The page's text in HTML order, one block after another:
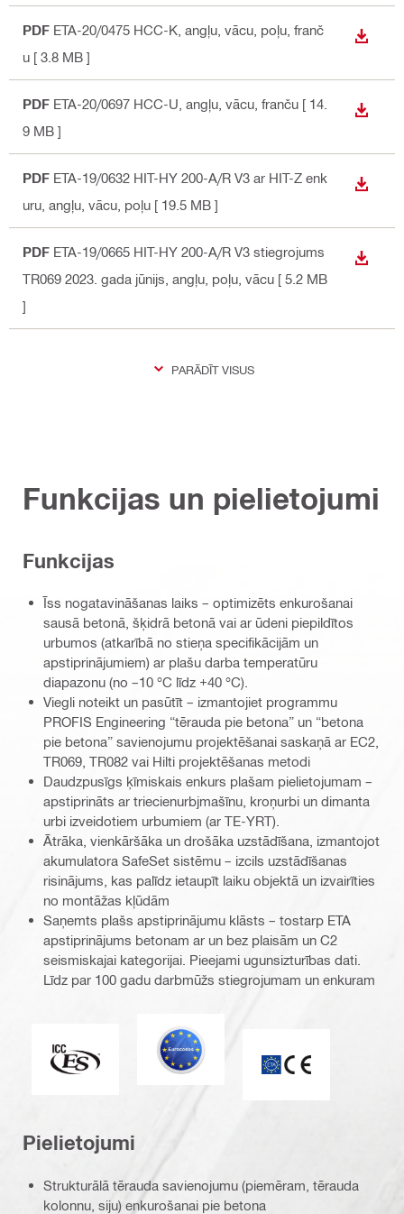
PDF ETA-20/0475 HCC-K , angļu, vācu, poļu, franč
u [ 3.8 MB ]
PDF ETA-20/0697 HCC-U , angļu, vācu, franču [ 14.
9 MB ]
PDF ETA-19/0632 HIT-HY 200-A/R V3 ar HIT-Z enk
uru , angļu, vācu, poļu [ 19.5 MB ]
PDF ETA-19/0665 HIT-HY 200-A/R V3 stiegrojums
TR069 2023. gada jūnijs , angļu, poļu, vācu [ 5.2 MB
]
PARĀDĪT VISUS
Funkcijas un pielietojumi
Funkcijas
Īss nogatavināšanas laiks – optimizēts enkurošanai
sausā betonā, šķidrā betonā vai ar ūdeni piepildītos
urbumos (atkarībā no stieņa specifikācijām un
apstiprinājumiem) ar plašu darba temperatūru
diapazonu (no –10 °C līdz +40 °C).
Viegli noteikt un pasūtīt – izmantojiet programmu
PROFIS Engineering “tērauda pie betona” un “betona
pie betona” savienojumu projektēšanai saskaņā ar EC2,
TR069, TR082 vai Hilti projektēšanas metodi
Daudzpusīgs ķīmiskais enkurs plašam pielietojumam –
apstiprināts ar triecienurbjmašīnu, kroņurbi un dimanta
urbi izveidotiem urbumiem (ar TE-YRT).
Ātrāka, vienkāršāka un drošāka uzstādīšana, izmantojot
akumulatora SafeSet sistēmu – izcils uzstādīšanas
risinājums, kas palīdz ietaupīt laiku objektā un izvairīties
no montāžas kļūdām
Saņemts plašs apstiprinājumu klāsts – tostarp ETA
apstiprinājums betonam ar un bez plaisām un C2
seismiskajai kategorijai. Pieejami ugunsizturības dati.
Līdz par 100 gadu darbmūžs stiegrojumam un enkuram
Eurocode
Pielietojumi
Strukturālā tērauda savienojumu (piemēram, tērauda
kolonnu, siju) enkurošanai pie betona